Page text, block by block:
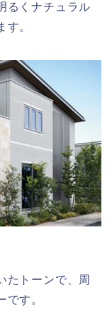
るくナチュラル
。
たトーンで、周
です。